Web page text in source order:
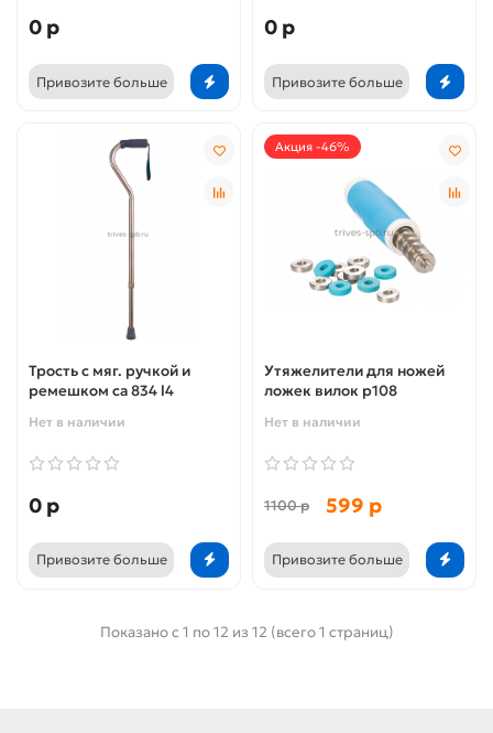
0 р
Привозите больше
0 р
Привозите больше
Трость с мяг. ручкой и
ремешком са 834 l4
Нет в наличии
0 р
Привозите больше
Акция -46%
Утяжелители для ножей
ложек вилок р108
Нет в наличии
1100 р 599 р
Привозите больше
Показано с 1 по 12 из 12 (всего 1 страниц)